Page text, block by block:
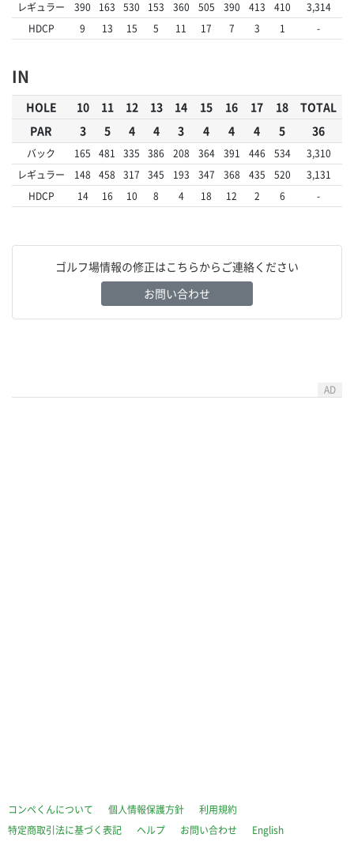
レギュラー
390 163 530 153 360 505 390 413 410
3,314
HDCP
9 13 15 5 11 17 7 3 1 -
IN
HOLE 10 11 12 13 14 15 16 17 18
TOTAL
PAR
3 5 4 4 3 4 4 4 5 36
バック 165 481 335 386 208 364 391 446 534
3,310
レギュラー
148 458 317 345 193 347 368 435 520
3,131
HDCP
14 16 10 8 4 18 12 2 6 -
ゴルフ場情報の修正はこちらからご連絡ください
お問い合わせ
AD
コンペくんについて 個人情報保護方針
利用規約
特定商取引法に基づく表記
ヘルプ お問い合わせ
English